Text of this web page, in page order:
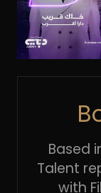
Based
Talent
with